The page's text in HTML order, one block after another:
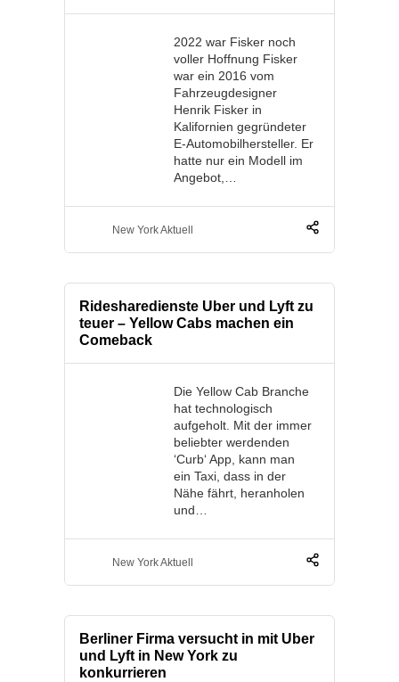
2022 war Fisker noch
voller Hoffnung Fisker
war ein 2016 vom
Fahrzeugdesigner
Henrik Fisker in
Kalifornien gegründeter
E-Automobilhersteller. Er
hatte nur ein Modell im
Angebot,…
New York Aktuell
Ridesharedienste Uber und Lyft zu
teuer – Yellow Cabs machen ein
Comeback
Die Yellow Cab Branche
hat technologisch
aufgeholt. Mit der immer
beliebter werdenden
‘Curb‘ App, kann man
ein Taxi, dass in der
Nähe fährt, heranholen
und…
New York Aktuell
Berliner Firma versucht in mit Uber
und Lyft in New York zu
konkurrieren